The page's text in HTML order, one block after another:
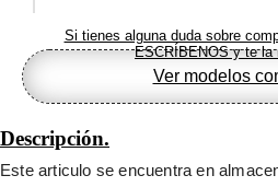
Si tienes alguna duda sobre
ESCRÍBENOS y te la
Ver modelos
Descripción.
Este articulo se encuentra en